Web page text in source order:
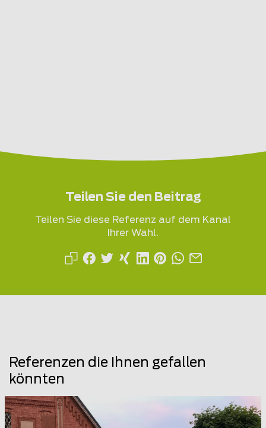
Teilen Sie den Beitrag
Teilen Sie diese Referenz auf dem Kanal
Ihrer Wahl.
Referenzen die Ihnen gefallen
könnten